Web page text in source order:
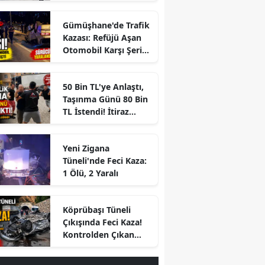
Gümüşhane'de Trafik
Kazası: Refüjü Aşan
Otomobil Karşı Şeride
50 Bin TL'ye Anlaştı,
Taşınma Günü 80 Bin
TL İstendi! İtiraz
Yeni Zigana
Tüneli'nde Feci Kaza:
1 Ölü, 2 Yaralı
Köprübaşı Tüneli
Çıkışında Feci Kaza!
Kontrolden Çıkan
Takla Attı